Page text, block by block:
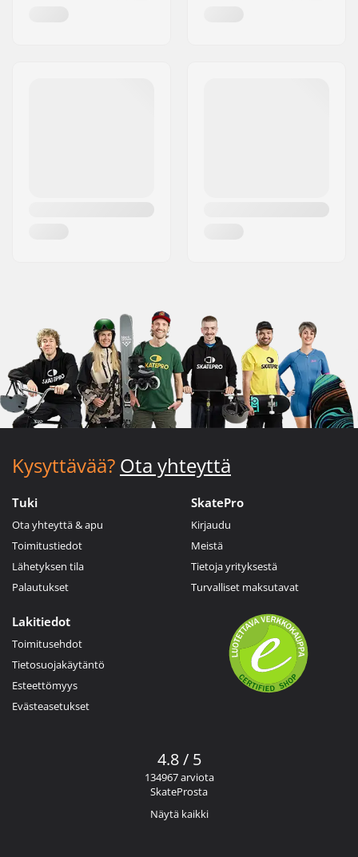
Kysyttävää? Ota yhteyttä
Tuki
Ota yhteyttä & apu
Toimitustiedot
Lähetyksen tila
Palautukset
SkatePro
Kirjaudu
Meistä
Tietoja yrityksestä
Turvalliset maksutavat
Lakitiedot
Toimitusehdot
Tietosuojakäytäntö
Esteettömyys
Evästeasetukset
4.8 / 5
134967 arviota
SkateProsta
Näytä kaikki